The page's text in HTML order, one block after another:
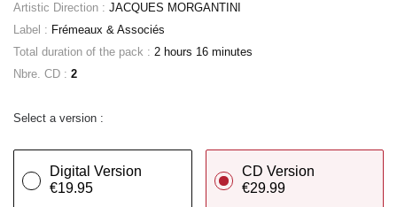
Artistic Direction : JACQUES MORGANTINI
Label : Frémeaux & Associés
Total duration of the pack : 2 hours 16 minutes
Nbre. CD : 2
Select a version :
Digital Version
€19.95
CD Version
€29.99